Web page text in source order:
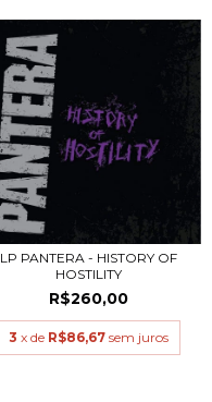
LP PANTERA - HISTORY OF
HOSTILITY
R$260,00
3 x de R$86,67 sem juros